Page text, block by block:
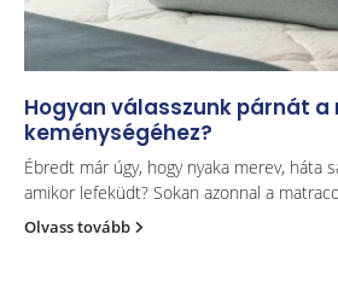
Hogyan válasszunk párnát
keménységéhez?
Ébredt már úgy, hogy nyaka merev, háta
amikor lefeküdt? Sokan azonnal a
Olvass tovább